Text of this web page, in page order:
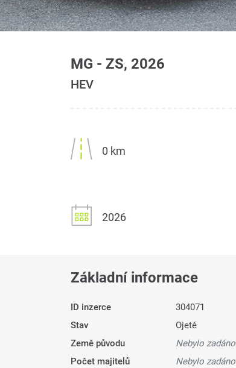
MG - ZS, 2026
HEV
0 km
2026
Základní informace
ID inzerce
304071
Stav
Ojeté
Země původu
Nebylo zadáno
Počet majitelů
Nebylo zadáno